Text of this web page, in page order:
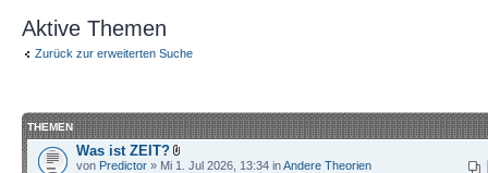
Aktive Themen
Zurück zur erweiterten Suche
THEMEN
Was ist ZEIT?
von Predictor » Mi 1. Jul 2026, 13:34 inAndere Theorien